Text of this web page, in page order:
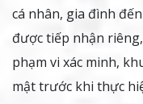
cá nhân, gia đình
được tiếp nhận
phạm vi xác minh,
mật trước khi thực